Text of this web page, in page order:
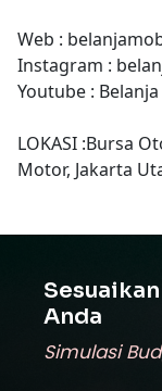
Web :
Instagram :
Youtube :
LOKASI :Bursa
Motor, Jakarta
Anda
Simulasi